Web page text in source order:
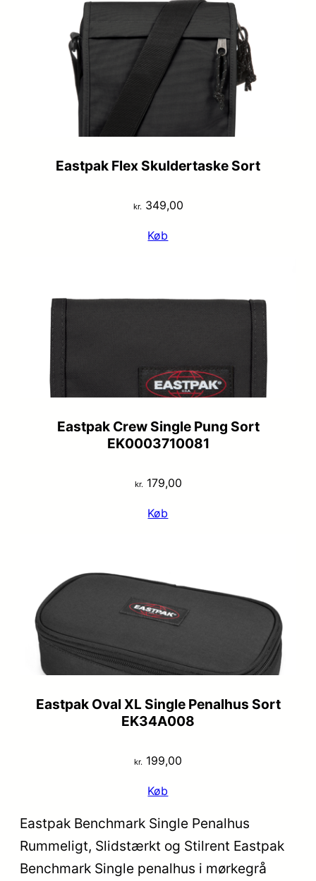
Eastpak Flex Skuldertaske Sort
kr.349,00
Køb
Eastpak Crew Single Pung Sort
EK0003710081
kr.179,00
Køb
Eastpak Oval XL Single Penalhus Sort
EK34A008
kr. 199,00
Køb
Eastpak Benchmark Single Penalhus
Rummeligt, Slidstærkt og Stilrent Eastpak
Benchmark Single penalhus i mørkegrå